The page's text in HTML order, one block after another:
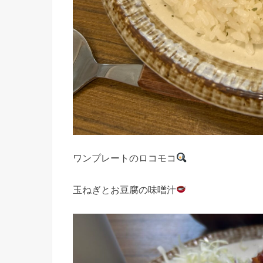
ワンプレートのロコモコ
玉ねぎとお豆腐の味噌汁